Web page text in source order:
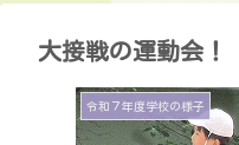
大接戦の運動会！
令和７年度学校の様子